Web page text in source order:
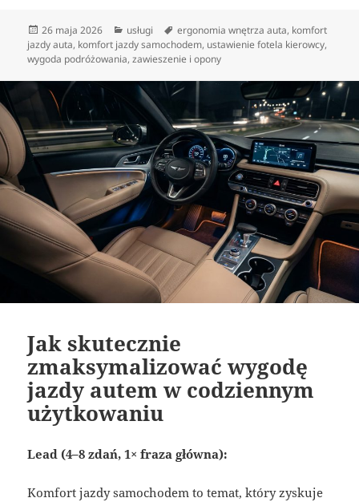
Data
publikacji
26 maja 2026 Kategorie
usługi Tagi
ergonomia wnętrza auta, komfort
jazdy auta, komfort jazdy samochodem, ustawienie fotela kierowcy,
wygoda podróżowania,zawieszenie i opony
Jak skutecznie
zmaksymalizować wygodę
jazdy autem w codziennym
użytkowaniu
Lead (4–8 zdań, 1× fraza główna):
Komfort jazdy samochodem to temat, który zyskuje